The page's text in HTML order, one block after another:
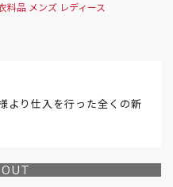
料品 メンズ レディース
より仕入を行った全くの新